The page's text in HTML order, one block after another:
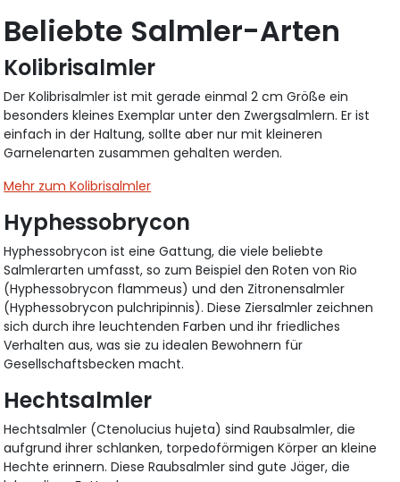
Beliebte Salmler-Arten
Kolibrisalmler
Der Kolibrisalmler ist mit gerade einmal 2 cm Größe ein
besonders kleines Exemplar unter den Zwergsalmlern. Er ist
einfach in der Haltung, sollte aber nur mit kleineren
Garnelenarten zusammen gehalten werden.
Mehr zum Kolibrisalmler
Hyphessobrycon
Hyphessobrycon ist eine Gattung, die viele beliebte
Salmlerarten umfasst, so zum Beispiel den Roten von Rio
(Hyphessobrycon flammeus) und den Zitronensalmler
(Hyphessobrycon pulchripinnis). Diese Ziersalmler zeichnen
sich durch ihre leuchtenden Farben und ihr friedliches
Verhalten aus, was sie zu idealen Bewohnern für
Gesellschaftsbecken macht.
Hechtsalmler
Hechtsalmler (Ctenolucius hujeta) sind Raubsalmler, die
aufgrund ihrer schlanken, torpedoförmigen Körper an kleine
Hechte erinnern. Diese Raubsalmler sind gute Jäger, die